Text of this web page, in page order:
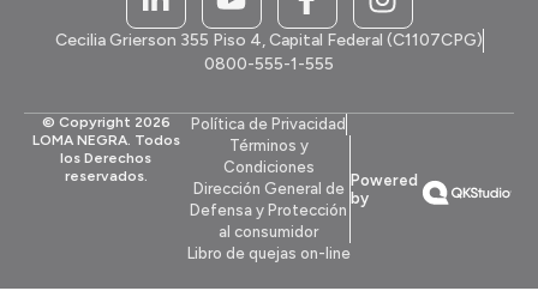
Cecilia Grierson 355 Piso 4, Capital Federal (C1107CPG)
0800-555-1-555
© Copyright 2026
LOMA NEGRA. Todos
los Derechos
reservados.
Política de Privacidad
Términos y
Condiciones
Dirección General de
Defensa y Protección
al consumidor
Libro de quejas on-line
Powered
by